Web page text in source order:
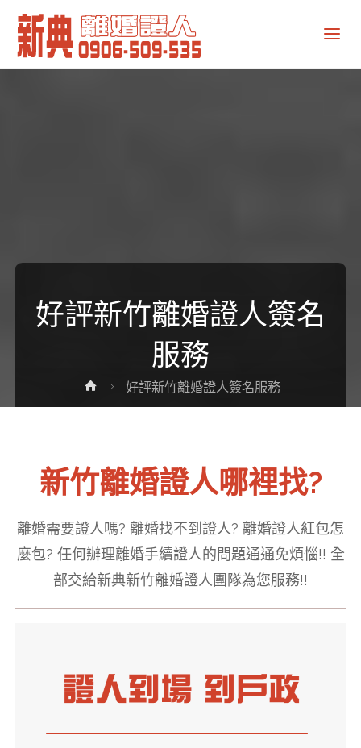
好評新竹離婚證人簽名
服務
Home好評新竹離婚證人簽名服務
新竹離婚證人哪裡找?
離婚需要證人嗎? 離婚找不到證人? 離婚證人紅包怎
麼包? 任何辦理離婚手續證人的問題通通免煩惱!! 全
部交給新典新竹離婚證人團隊為您服務!!